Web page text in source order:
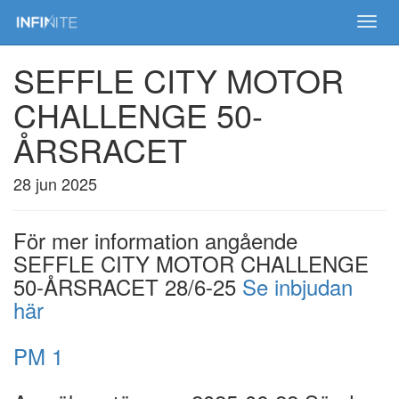
SEFFLE CITY MOTOR
CHALLENGE 50-
ÅRSRACET
28 jun 2025
För mer information angående
SEFFLE CITY MOTOR CHALLENGE
50-ÅRSRACET 28/6-25 Se inbjudan
här
PM 1